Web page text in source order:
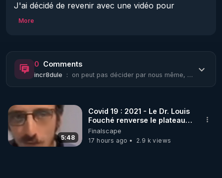
J'ai décidé de revenir avec une vidéo pour
expliquer pourquoi un simple jus peut faire
différente de l'alimentation moderne qui nous
pousse vers la facilité et la dépendance. En
choisissant de faire un jus, on choisit de se
responsabiliser, de réfléchir à notre alimentation et
système actuel, basé sur la dépendance et la
délégation de notre santé à des spécialistes.
Découvrez cette démarche et comment elle peut
transformer votre vie.
More
0 Comments
incr8dule : on peut pas décider par nous même, car on peut pas penser par nous même, c'est o...
5:48
Covid 19 : 2021 - Le Dr. Louis
Fouché renverse le plateau
de CNews !
Finalscape
17 hours ago
2.9 k views